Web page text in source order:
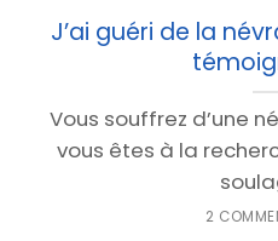
J’ai guéri de la
Vous souffrez d’une
vous êtes à la
2